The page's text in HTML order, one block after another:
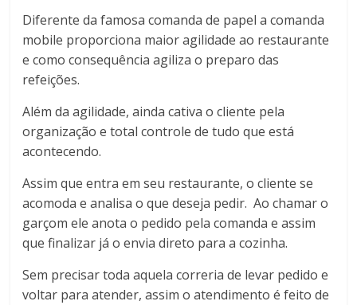
Diferente da famosa comanda de papel a comanda
mobile proporciona maior agilidade ao restaurante
e como consequência agiliza o preparo das
refeições.
Além da agilidade, ainda cativa o cliente pela
organização e total controle de tudo que está
acontecendo.
Assim que entra em seu restaurante, o cliente se
acomoda e analisa o que deseja pedir. Ao chamar o
garçom ele anota o pedido pela comanda e assim
que finalizar já o envia direto para a cozinha.
Sem precisar toda aquela correria de levar pedido e
voltar para atender, assim o atendimento é feito de